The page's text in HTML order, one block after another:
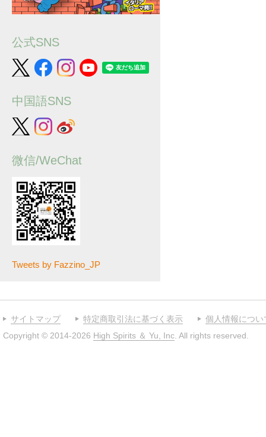
公式SNS
中国語SNS
微信/WeChat
Tweets by Fazzino_JP
サイトマップ 特定商取引法に基づく表示
個人情報につい
Copyright © 2014-2026 High Spirits ＆ Yu, Inc . All rights reserved.